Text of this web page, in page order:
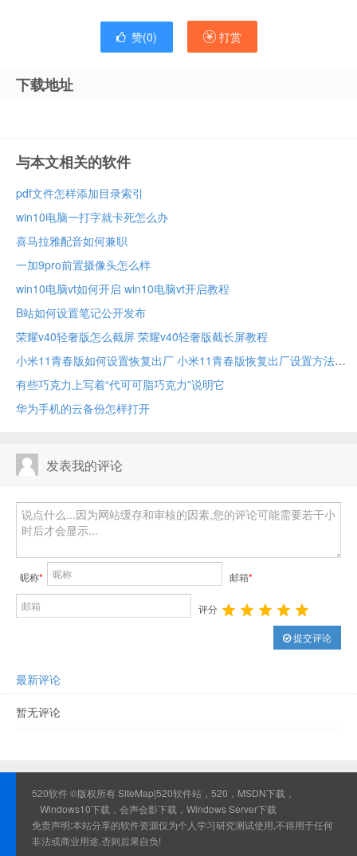
赞(0) 打赏
下载地址
与本文相关的软件
pdf文件怎样添加目录索引
win10电脑一打字就卡死怎么办
喜马拉雅配音如何兼职
一加9pro前置摄像头怎么样
win10电脑vt如何开启 win10电脑vt开启教程
B站如何设置笔记公开发布
荣耀v40轻奢版怎么截屏 荣耀v40轻奢版截长屏教程
小米11青春版如何设置恢复出厂 小米11青春版恢复出厂设置方法
有些巧克力上写着“代可可脂巧克力”说明它
华为手机的云备份怎样打开
发表我的评论
昵称* 邮箱*
评分
提交评论
最新评论
暂无评论
520软件 ©版权所有SiteMap|520软件站，520，MSDN下载，
Windows10下载，会声会影下载，Windows Server下载
免责声明:本站分享的软件资源仅为个人学习研究测试使用,不得用于任何
非法或商业用途,否则后果自负!